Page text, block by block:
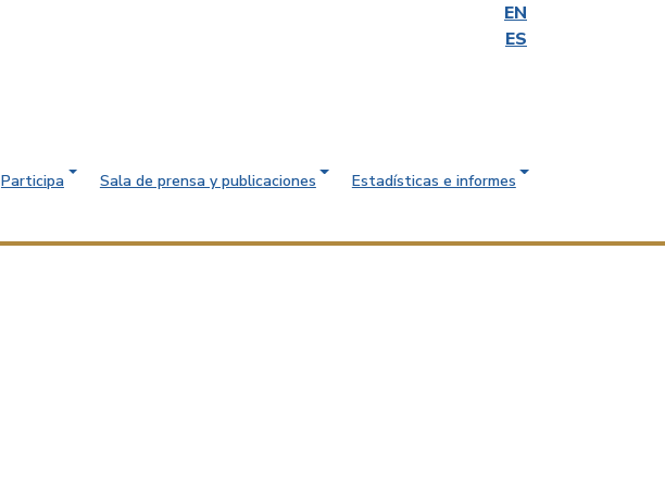
EN
ES
Participa Sala de prensa y publicaciones
Estadísticas e informes